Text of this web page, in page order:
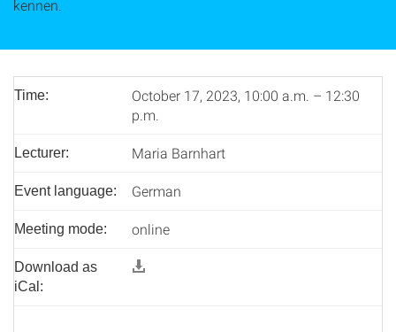
kennen.
Time:
October 17, 2023, 10:00 a.m. – 12:30
p.m.
Lecturer: Maria Barnhart
Event language: German
Meeting mode: online
Download as
iCal: